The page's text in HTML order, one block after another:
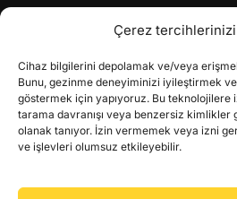
Çerez
Cihaz bilgilerini depolamak ve/veya
Bunu, gezinme deneyiminizi iyileştirmek
göstermek için yapıyoruz. Bu teknolojilere
tarama davranışı veya benzersiz
olanak tanıyor. İzin vermemek veya izni
ve işlevleri olumsuz etkileyebilir.
Yapay Zeka (AI)
Gaming Coinleri
RWA Coinleri
DeFi Coinleri
DePIN Coinleri